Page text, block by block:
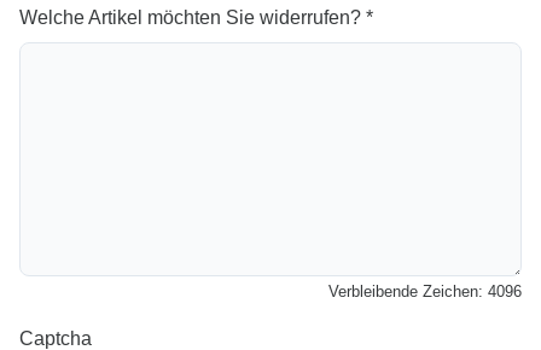
Welche Artikel möchten Sie widerrufen? *
Verbleibende Zeichen: 4096
Captcha